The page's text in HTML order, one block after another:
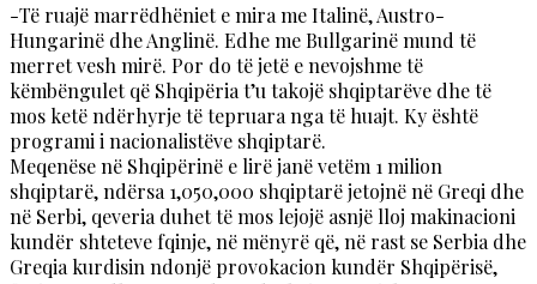
-Të ruajë marrëdhëniet e mira me Italinë, Austro-
Hungarinë dhe Anglinë. Edhe me Bullgarinë mund të
merret vesh mirë. Por do të jetë e nevojshme të
këmbëngulet që Shqipëria t’u takojë shqiptarëve dhe të
mos ketë ndërhyrje të tepruara nga të huajt. Ky është
programi i nacionalistëve shqiptarë.
Meqenëse në Shqipërinë e lirë janë vetëm 1 milion
shqiptarë, ndërsa 1,050,000 shqiptarë jetojnë në Greqi dhe
në Serbi, qeveria duhet të mos lejojë asnjë lloj makinacioni
kundër shteteve fqinje, në mënyrë që, në rast se Serbia dhe
Greqia kurdisin ndonjë provokacion kundër Shqipërisë,